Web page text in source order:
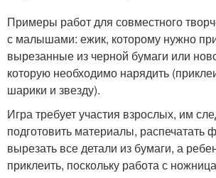
Примеры работ для совместного
с малышами: ежик, которому нужно
вырезанные из черной бумаги или
которую необходимо нарядить
шарики и звезду).
Игра требует участия взрослых, им
подготовить материалы, распечатать
вырезать все детали из бумаги, а
приклеить, поскольку работа с